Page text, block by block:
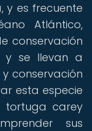
y es frecuente
Atlántico,
conservación
y se llevan a
conservación
esta especie
tortuga carey
sus